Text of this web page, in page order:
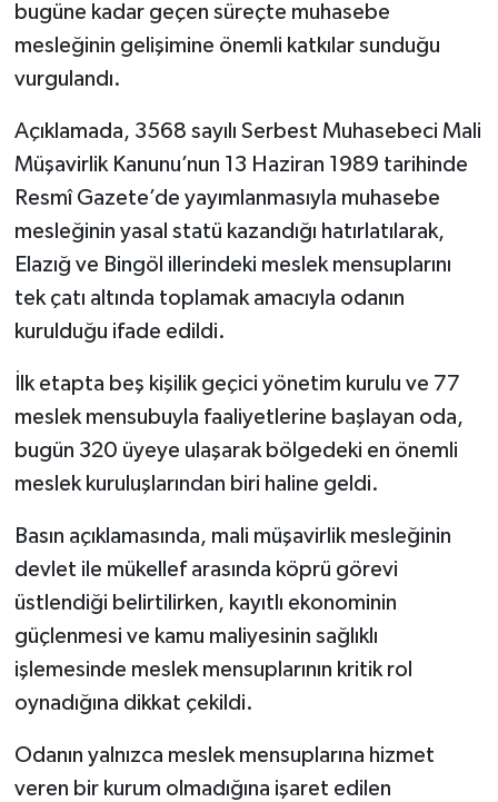
bugüne kadar geçen süreçte muhasebe
mesleğinin gelişimine önemli katkılar sunduğu
vurgulandı.
Açıklamada, 3568 sayılı Serbest Muhasebeci Mali
Müşavirlik Kanunu’nun 13 Haziran 1989 tarihinde
Resmî Gazete’de yayımlanmasıyla muhasebe
mesleğinin yasal statü kazandığı hatırlatılarak,
Elazığ ve Bingöl illerindeki meslek mensuplarını
tek çatı altında toplamak amacıyla odanın
kurulduğu ifade edildi.
İlk etapta beş kişilik geçici yönetim kurulu ve 77
meslek mensubuyla faaliyetlerine başlayan oda,
bugün 320 üyeye ulaşarak bölgedeki en önemli
meslek kuruluşlarından biri haline geldi.
Basın açıklamasında, mali müşavirlik mesleğinin
devlet ile mükellef arasında köprü görevi
üstlendiği belirtilirken, kayıtlı ekonominin
güçlenmesi ve kamu maliyesinin sağlıklı
işlemesinde meslek mensuplarının kritik rol
oynadığına dikkat çekildi.
Odanın yalnızca meslek mensuplarına hizmet
veren bir kurum olmadığına işaret edilen
YAŞAM